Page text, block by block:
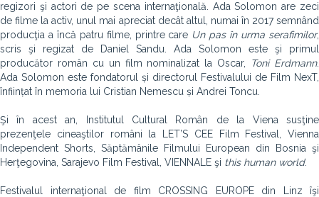
regizori şi actori de pe scena internaţională. Ada Solomon are zeci
de filme la activ, unul mai apreciat decât altul, numai în 2017 semnând
producţia a încă patru filme, printre care Un pas în urma serafimilor,
scris şi regizat de Daniel Sandu. Ada Solomon este şi primul
producător român cu un film nominalizat la Oscar,
Toni Erdmann.
Ada Solomon este fondatorul și directorul Festivalului de Film NexT,
înființat în memoria lui Cristian Nemescu și Andrei Toncu.
Şi în acest an, Institutul Cultural Român de la Viena susţine
prezenţele cineaştilor români la LET’S CEE Film Festival, Vienna
Independent Shorts, Săptămânile Filmului European din Bosnia şi
Herţegovina, Sarajevo Film Festival, VIENNALE şi this human world.
Festivalul internaţional de film CROSSING EUROPE din Linz îşi